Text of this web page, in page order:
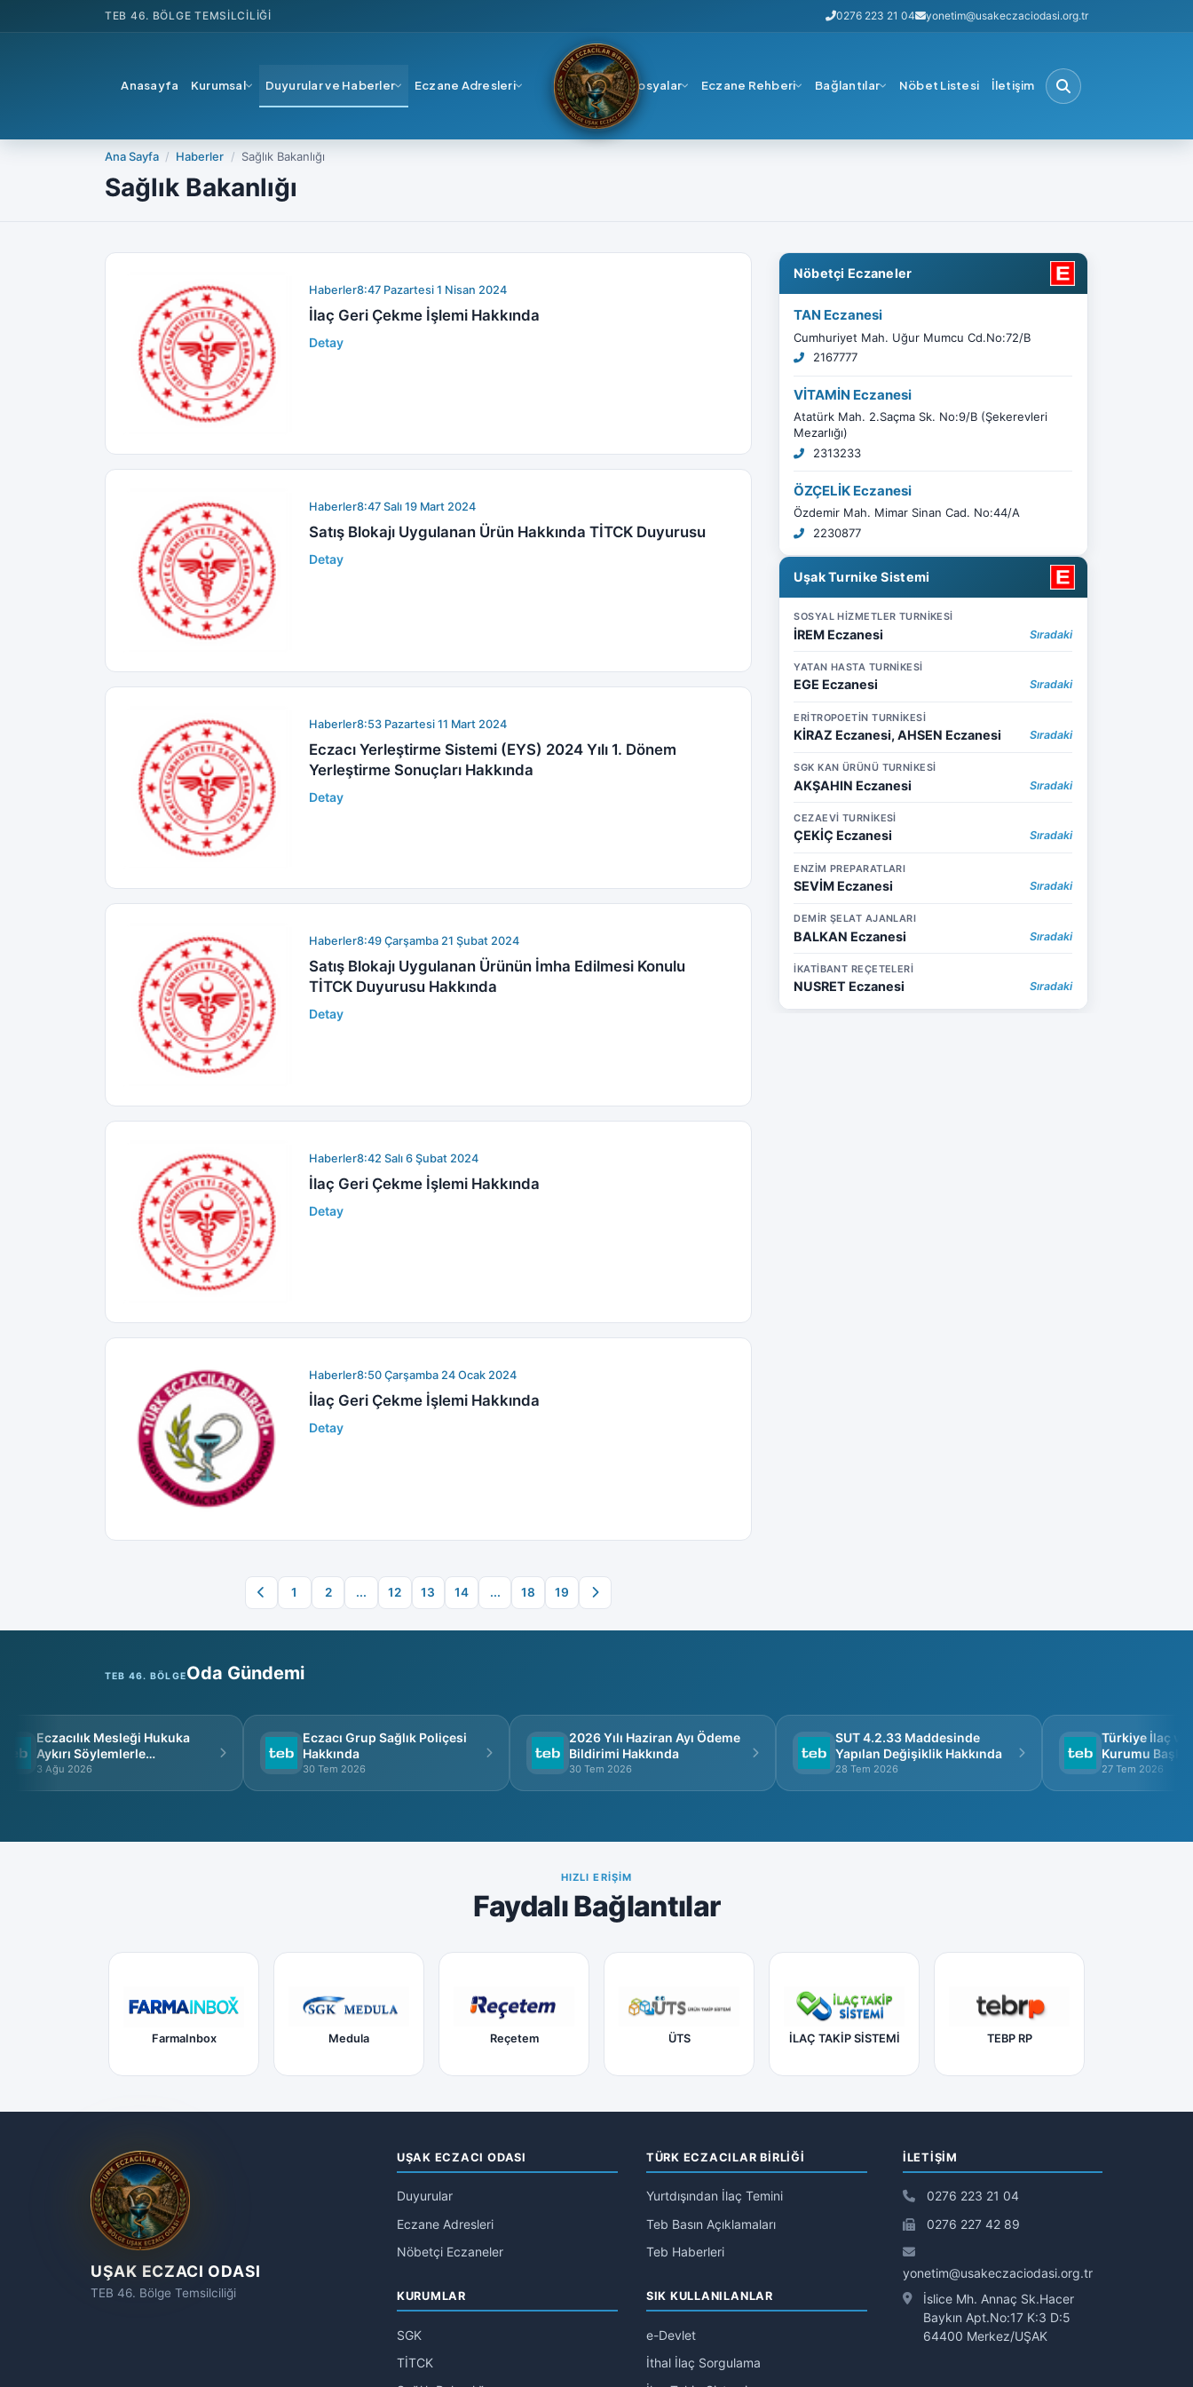
TEB 46. BÖLGE TEMSILCILIĞI 0276 223 21 04 yonetim@usakeczaciodasi.org.tr
Anasayfa Kurumsal Duyurular ve Haberler Eczane Adresleri Dosyalar Eczane Rehberi Bağlantılar Nöbet Listesi İletişim
Ana Sayfa Haberler Sağlık Bakanlığı
Sağlık Bakanlığı
Haberler8:47 Pazartesi 1 Nisan 2024
İlaç Geri Çekme İşlemi Hakkında
Detay
Haberler8:47 Salı 19 Mart 2024
Satış Blokajı Uygulanan Ürün Hakkında TİTCK Duyurusu
Detay
Haberler8:53 Pazartesi 11 Mart 2024
Eczacı Yerleştirme Sistemi (EYS) 2024 Yılı 1. Dönem
Yerleştirme Sonuçları Hakkında
Detay
Haberler8:49 Çarşamba 21 Şubat 2024
Satış Blokajı Uygulanan Ürünün İmha Edilmesi Konulu
TİTCK Duyurusu Hakkında
Detay
Haberler8:42 Salı 6 Şubat 2024
İlaç Geri Çekme İşlemi Hakkında
Detay
Haberler8:50 Çarşamba 24 Ocak 2024
İlaç Geri Çekme İşlemi Hakkında
Detay
1 2 ... 12 13 14 ... 18 19
Nöbetçi Eczaneler
TAN Eczanesi
Cumhuriyet Mah. Uğur Mumcu Cd.No:72/B
2167777
VİTAMİN Eczanesi
Atatürk Mah. 2.Saçma Sk. No:9/B (Şekerevleri
Mezarlığı)
2313233
ÖZÇELİK Eczanesi
Özdemir Mah. Mimar Sinan Cad. No:44/A
2230877
Uşak Turnike Sistemi
SOSYAL HİZMETLER TURNİKESİ
İREM Eczanesi Sıradaki
YATAN HASTA TURNİKESİ
EGE Eczanesi Sıradaki
ERİTROPOETİN TURNİKESİ
KİRAZ Eczanesi, AHSEN Eczanesi Sıradaki
SGK KAN ÜRÜNÜ TURNİKESİ
AKŞAHIN Eczanesi Sıradaki
CEZAEVİ TURNİKESİ
ÇEKİÇ Eczanesi Sıradaki
ENZİM PREPARATLARI
SEVİM Eczanesi Sıradaki
DEMİR ŞELAT AJANLARI
BALKAN Eczanesi Sıradaki
İKATİBANT REÇETELERİ
NUSRET Eczanesi Sıradaki
TEB 46. BÖLGEOda Gündemi
Eczacılık Mesleği Hukuka
Aykırı Söylemlerle
İtibarsızlaştırılamaz
3 Ağu 2026
Eczacı Grup Sağlık Poliçesi
Hakkında
30 Tem 2026
2026 Yılı Haziran Ayı Ödeme
Bildirimi Hakkında
30 Tem 2026
SUT 4.2.33 Maddesinde
Yapılan Değişiklik Hakkında
28 Tem 2026
Türkiye İlaç ve
Kurumu
Görüşme
27 Tem 2026
HIZLI ERIŞIM
Faydalı Bağlantılar
FarmaInbox Medula Reçetem ÜTS İLAÇ TAKİP SİSTEMİ TEBP RP
UŞAK ECZACI ODASI
TEB 46. Bölge Temsilciliği
UŞAK ECZACI ODASI
Duyurular
Eczane Adresleri
Nöbetçi Eczaneler
TÜRK ECZACILAR BİRLİĞİ
Yurtdışından İlaç Temini
Teb Basın Açıklamaları
Teb Haberleri
KURUMLAR
SGK
TİTCK
SIK KULLANILANLAR
e-Devlet
İthal İlaç Sorgulama
İLETIŞIM
0276 223 21 04
0276 227 42 89
yonetim@usakeczaciodasi.org.tr
İslice Mh. Annaç Sk.Hacer
Baykın Apt.No:17 K:3 D:5
64400 Merkez/UŞAK